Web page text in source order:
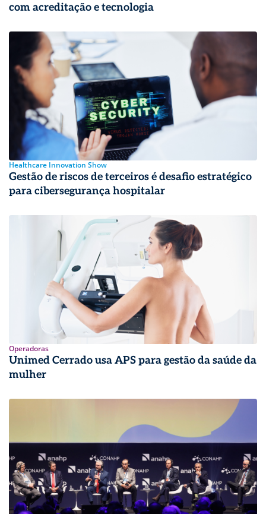
com acreditação e tecnologia
Healthcare Innovation Show
Gestão de riscos de terceiros é desafio estratégico
para cibersegurança hospitalar
Operadoras
Unimed Cerrado usa APS para gestão da saúde da
mulher